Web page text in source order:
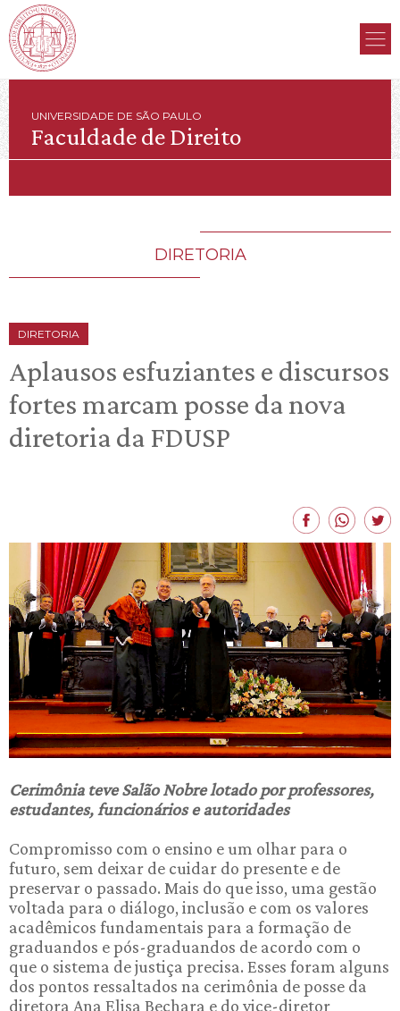
UNIVERSIDADE DE SÃO PAULO
Faculdade de Direito
DIRETORIA
DIRETORIA
Aplausos esfuziantes e discursos
fortes marcam posse da nova
diretoria da FDUSP
Cerimônia teve Salão Nobre lotado por professores,
estudantes, funcionários e autoridades
Compromisso com o ensino e um olhar para o
futuro, sem deixar de cuidar do presente e de
preservar o passado. Mais do que isso, uma gestão
voltada para o diálogo, inclusão e com os valores
acadêmicos fundamentais para a formação de
graduandos e pós-graduandos de acordo com o
que o sistema de justiça precisa. Esses foram alguns
dos pontos ressaltados na cerimônia de posse da
diretora Ana Elisa Bechara e do vice-diretor